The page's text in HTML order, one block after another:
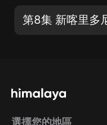
第8集 新喀里多
選擇您的地區